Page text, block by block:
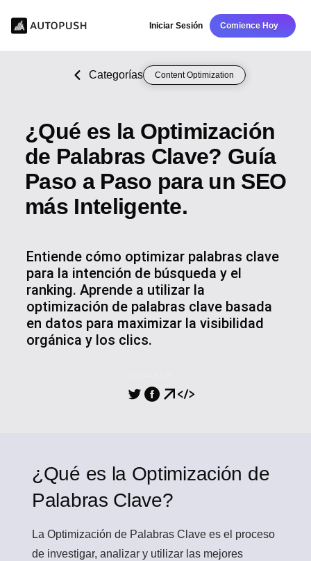
Iniciar Sesión Comience Hoy
Categorías Content Optimization
¿Qué es la Optimización
de Palabras Clave? Guía
Paso a Paso para un SEO
más Inteligente.
Entiende cómo optimizar palabras clave
para la intención de búsqueda y el
ranking. Aprende a utilizar la
optimización de palabras clave basada
en datos para maximizar la visibilidad
orgánica y los clics.
¿Qué es la Optimización de
Palabras Clave?
La Optimización de Palabras Clave es el proceso
de investigar, analizar y utilizar las mejores